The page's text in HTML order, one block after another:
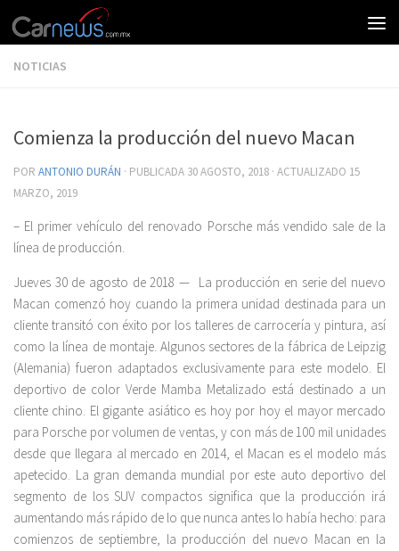
NOTICIAS
Comienza la producción del nuevo Macan
POR ANTONIO DURÁN · PUBLICADA 30 AGOSTO, 2018 · ACTUALIZADO 15
MARZO, 2019
– El primer vehículo del renovado Porsche más vendido sale de la
línea de producción.
Jueves 30 de agosto de 2018 — La producción en serie del nuevo
Macan comenzó hoy cuando la primera unidad destinada para un
cliente transitó con éxito por los talleres de carrocería y pintura, así
como la línea de montaje. Algunos sectores de la fábrica de Leipzig
(Alemania) fueron adaptados exclusivamente para este modelo. El
deportivo de color Verde Mamba Metalizado está destinado a un
cliente chino. El gigante asiático es hoy por hoy el mayor mercado
para Porsche por volumen de ventas, y con más de 100 mil unidades
desde que llegara al mercado en 2014, el Macan es el modelo más
apetecido. La gran demanda mundial por este auto deportivo del
segmento de los SUV compactos significa que la producción irá
aumentando más rápido de lo que nunca antes lo había hecho: para
comienzos de septiembre, la producción del nuevo Macan en la